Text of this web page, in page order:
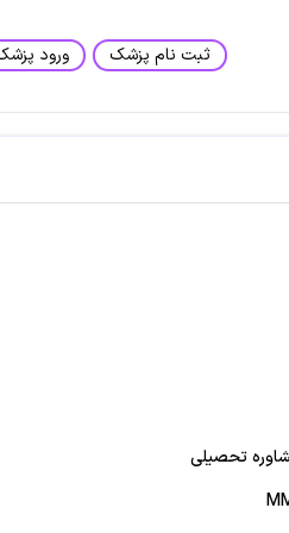
ثبت نام پزشک ورود
تحصیلی